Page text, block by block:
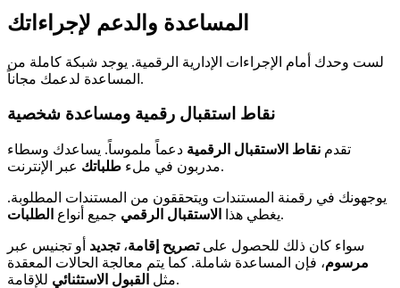
المساعدة والدعم لإجراءاتك
لست وحدك أمام الإجراءات الإدارية الرقمية. يوجد شبكة كاملة من
المساعدة لدعمك مجاناً.
نقاط استقبال رقمية ومساعدة شخصية
تقدم نقاط الاستقبال الرقمية دعماً ملموساً. يساعدك وسطاء
مدربون في ملء طلباتك عبر الإنترنت.
يوجهونك في رقمنة المستندات ويتحققون من المستندات المطلوبة.
يغطي هذا
الاستقبال الرقمي جميع أنواع الطلبات .
سواء كان ذلك للحصول علىتصريح إقامة،تجديد أو تجنيس عبر
مرسوم، فإن المساعدة شاملة. كما يتم معالجة الحالات المعقدة
مثل القبول الاستثنائي للإقامة.